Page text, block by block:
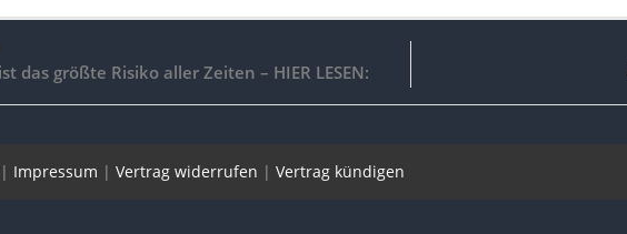
das größte Risiko aller Zeiten – HIER LESEN:
Impressum | Vertrag widerrufen | Vertrag kündigen